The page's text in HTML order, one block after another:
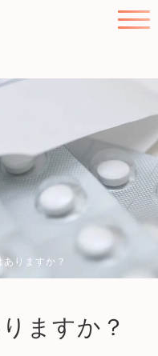
ありますか？
ますか？